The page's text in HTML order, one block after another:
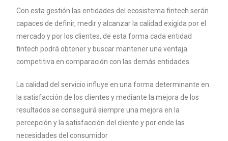
Con esta gestión las entidades del ecosistema fintech serán
capaces de definir, medir y alcanzar la calidad exigida por el
mercado y por los clientes, de esta forma cada entidad
fintech podrá obtener y buscar mantener una ventaja
competitiva en comparación con las demás entidades.
La calidad del servicio influye en una forma determinante en
la satisfacción de los clientes y mediante la mejora de los
resultados se conseguirá siempre una mejora en la
percepción y la satisfacción del cliente y por ende las
necesidades del consumidor